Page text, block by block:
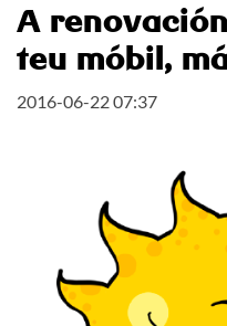
A
teu móbil,
2016-06-22 07:37